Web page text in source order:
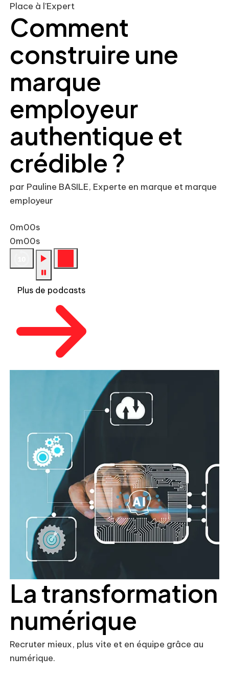
Place à l'Expert
Comment
construire une
marque
employeur
authentique et
crédible ?
par Pauline BASILE, Experte en marque et marque
employeur
0m00s
0m00s
Plus de podcasts
La transformation
numérique
Recruter mieux, plus vite et en équipe grâce au
numérique.